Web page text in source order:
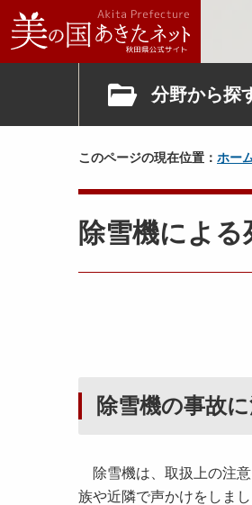
分野から探
このページの現在位置： ホー
除雪機による
除雪機の事故
除雪機は、取扱上の注意
族や近隣で声かけをしまし